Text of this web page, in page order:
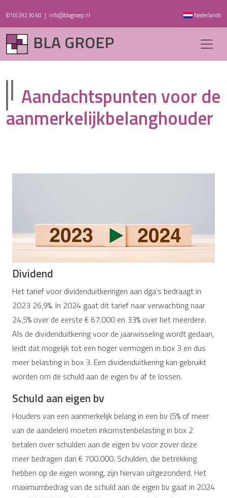
(010) 292 30 60 | info@blagroep.nl Nederlands
BLA GROEP
Aandachtspunten voor de
aanmerkelijkbelanghouder
Dividend
Het tarief voor dividenduitkeringen aan dga’s bedraagt in
2023 26,9%. In 2024 gaat dit tarief naar verwachting naar
24,5% over de eerste € 67.000 en 33% over het meerdere.
Als de dividenduitkering voor de jaarwisseling wordt gedaan,
leidt dat mogelijk tot een hoger vermogen in box 3 en dus
meer belasting in box 3. Een dividenduitkering kan gebruikt
worden om de schuld aan de eigen bv af te lossen.
Schuld aan eigen bv
Houders van een aanmerkelijk belang in een bv (5% of meer
van de aandelen) moeten inkomstenbelasting in box 2
betalen over schulden aan de eigen bv voor zover deze
meer bedragen dan € 700.000. Schulden, die betrekking
hebben op de eigen woning, zijn hiervan uitgezonderd. Het
maximumbedrag van de schuld aan de eigen bv gaat in 2024